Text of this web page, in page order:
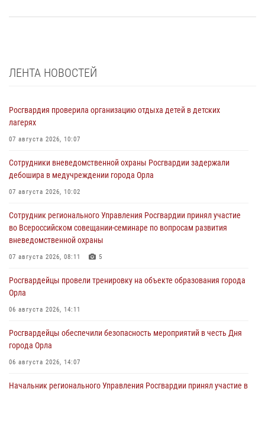
ЛЕНТА НОВОСТЕЙ
Росгвардия проверила организацию отдыха детей в детских
лагерях
07 августа 2026, 10:07
Сотрудники вневедомственной охраны Росгвардии задержали
дебошира в медучреждении города Орла
07 августа 2026, 10:02
Сотрудник регионального Управления Росгвардии принял участие
во Всероссийском совещании-семинаре по вопросам развития
вневедомственной охраны
07 августа 2026, 08:11 5
Росгвардейцы провели тренировку на объекте образования города
Орла
06 августа 2026, 14:11
Росгвардейцы обеспечили безопасность мероприятий в честь Дня
города Орла
06 августа 2026, 14:07
Начальник регионального Управления Росгвардии принял участие в